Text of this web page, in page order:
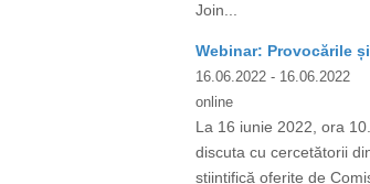
Join...
Webinar: Provocările
16.06.2022 - 16.06.2022
online
La 16 iunie 2022, ora
discuta cu cercetătorii
științifică oferite de